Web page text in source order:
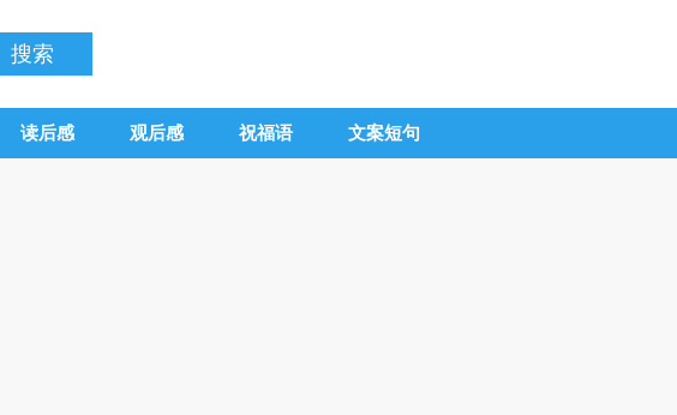
读后感 观后感 祝福语 文案短句